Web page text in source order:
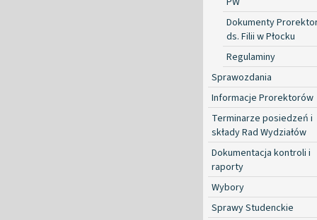
Dokumenty
ds. Filii w Płocku
Regulaminy
Sprawozdania
Informacje Prorektorów
Terminarze posiedzeń i
składy Rad Wydziałów
Dokumentacja kontroli i
raporty
Wybory
Sprawy Studenckie